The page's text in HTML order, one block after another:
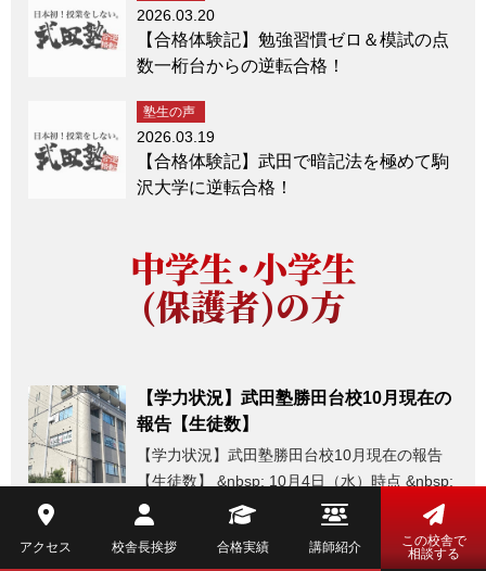
2026.03.20
【合格体験記】勉強習慣ゼロ＆模試の点
数一桁台からの逆転合格！
塾生の声
2026.03.19
【合格体験記】武田で暗記法を極めて駒
沢大学に逆転合格！
中学生・小学生
(保護者)の方
【学力状況】武田塾勝田台校10月現在の
報告【生徒数】
【学力状況】武田塾勝田台校10月現在の報告
【生徒数】 &nbsp; 10月4日（水）時点 &nbsp;
【生徒数】 既卒生 2名 高校3年生 ..
アクセス 校舎長挨拶 合格実績 講師紹介
この校舎で
相談する